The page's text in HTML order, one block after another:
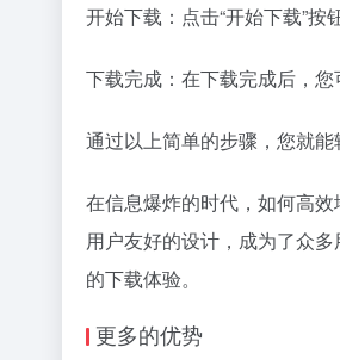
开始下载：点击“开始下载”按
下载完成：在下载完成后，您
通过以上简单的步骤，您就能
在信息爆炸的时代，如何高
用户友好的设计，成为了众
的下载体验。
更多的优势